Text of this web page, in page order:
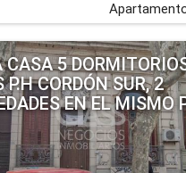
y dormitorios.
de construcción
El precio
la cochera para
Al precio
de gastos de
entrega estimada
2026 No dudes en
CASA 5
P.H CORDÓN SUR, 2
EN EL MISMO